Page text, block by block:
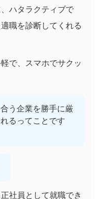
ハタラクティブで
職を診断してくれる
で、スマホでサクッ
う企業を勝手に厳
るってことです
社員として就職でき